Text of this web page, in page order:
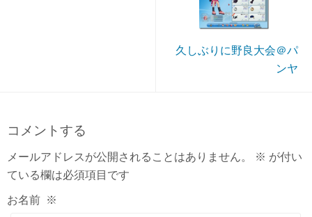
久しぶりに野良大会＠パ
ンヤ
コメントする
メールアドレスが公開されることはありません。 ※ が付い
ている欄は必須項目です
お名前 ※